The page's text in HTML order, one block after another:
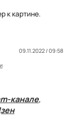
к картине.
09.11.2022 / 09:58
канале,